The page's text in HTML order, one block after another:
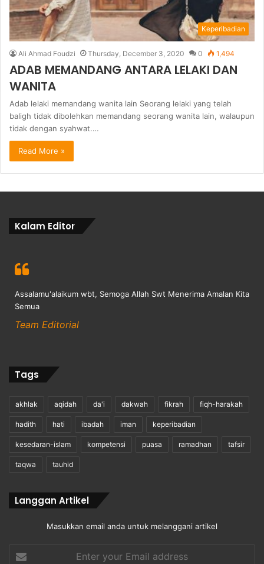
Keperibadian
Ali Ahmad Foudzi Thursday, December 3, 2020 0 1,494
ADAB MEMANDANG ANTARA LELAKI DAN
WANITA
Adab lelaki memandang wanita lain Seorang lelaki yang telah
baligh tidak dibolehkan memandang seorang wanita lain, walaupun
tidak dengan syahwat.…
Read More »
Kalam Editor
Assalamu'alaikum wbt, Semoga Allah Swt Menerima Amalan Kita
Semua
Team Editorial
Tags
akhlak aqidah da'i dakwah fikrah fiqh-harakah
hadith hati ibadah iman keperibadian
kesedaran-islam kompetensi puasa ramadhan tafsir
taqwa tauhid
Langgan Artikel
Masukkan email anda untuk melanggani artikel